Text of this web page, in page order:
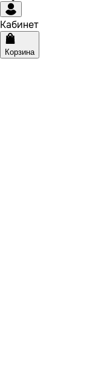
Кабинет
Корзина